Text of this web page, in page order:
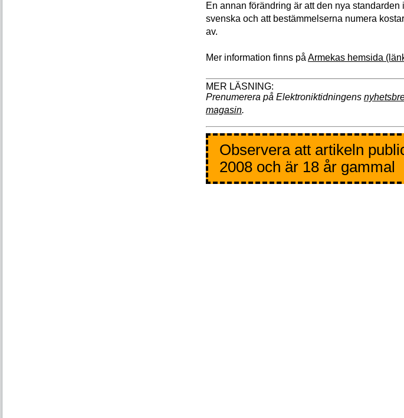
En annan förändring är att den nya standarden
svenska och att bestämmelserna numera
av.
Mer information finns på Armekas hemsida
Prenumerera på Elektroniktidningens
magasin.
Observera att artikeln
2008 och är 18 år gammal